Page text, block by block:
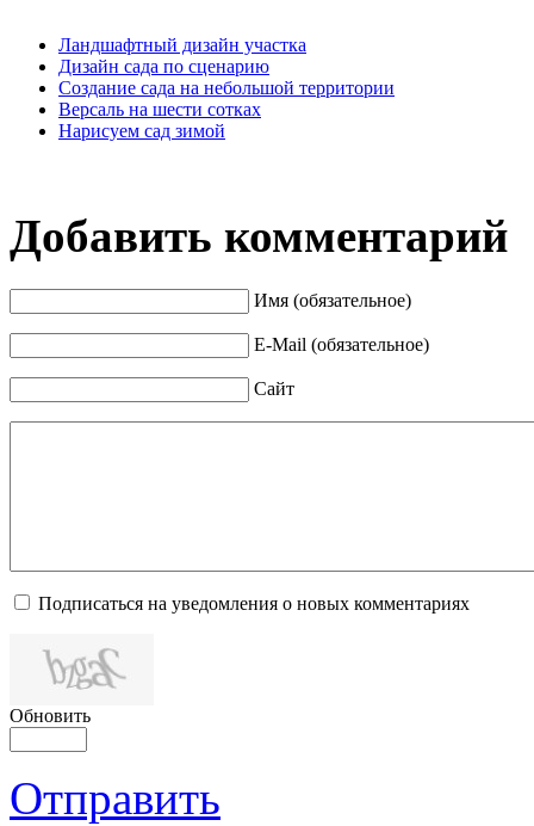
Ландшафтный дизайн участка
Дизайн сада по сценарию
Создание сада на небольшой территории
Версаль на шести сотках
Нарисуем сад зимой
Добавить комментарий
Имя (обязательное)
E-Mail (обязательное)
Сайт
Подписаться на уведомления о новых комментариях
Обновить
Отправить